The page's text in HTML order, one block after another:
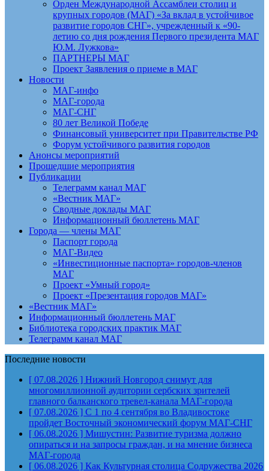
Орден Международной Ассамблеи столиц и
крупных городов (МАГ) «За вклад в устойчивое
развитие городов СНГ», учрежденный к «90-
летию со дня рождения Первого президента МАГ
Ю.М. Лужкова»
ПАРТНЕРЫ МАГ
Проект Заявления о приеме в МАГ
Новости
МАГ-инфо
МАГ-города
МАГ-СНГ
80 лет Великой Победе
Финансовый университет при Правительстве РФ
Форум устойчивого развития городов
Анонсы мероприятий
Прошедшие мероприятия
Публикации
Телеграмм канал МАГ
«Вестник МАГ»
Сводные доклады МАГ
Информационный бюллетень МАГ
Города — члены МАГ
Паспорт города
МАГ-Видео
«Инвестиционные паспорта» городов-членов
МАГ
Проект «Умный город»
Проект «Презентация городов МАГ»
«Вестник МАГ»
Информационный бюллетень МАГ
Библиотека городских практик МАГ
Телеграмм канал МАГ
Последние новости
[ 07.08.2026 ] Нижний Новгород снимут для
многомиллионной аудитории сербских зрителей
главного балканского тревел-канала МАГ-города
[ 07.08.2026 ] С 1 по 4 сентября во Владивостоке
пройдет Восточный экономический форум МАГ-СНГ
[ 06.08.2026 ] Мишустин: Развитие туризма должно
опираться и на запросы граждан, и на мнение бизнеса
МАГ-города
[ 06.08.2026 ] Как Культурная столица Содружества 2026